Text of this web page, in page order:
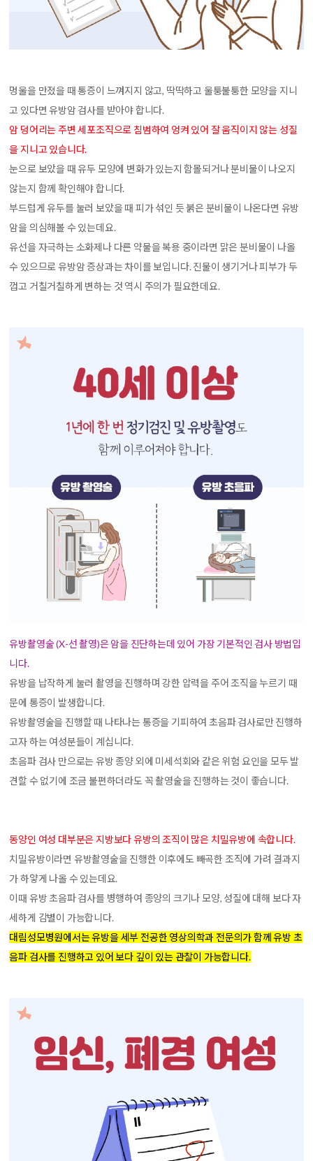
멍울을 만졌을 때 통증이 느껴지지 않고, 딱딱하고 울퉁불퉁한 모양을 지니
고 있다면 유방암 검사를 받아야 합니다.
암 덩어리는 주변 세포조직으로 침범하여 엉켜 있어 잘 움직이지 않는 성질
을 지니고 있습니다.
눈으로 보았을 때 유두 모양에 변화가 있는지 함몰되거나 분비물이 나오지
않는지 함께 확인해야 합니다.
부드럽게 유두를 눌러 보았을 때 피가 섞인 듯 붉은 분비물이 나온다면 유방
암을 의심해볼 수 있는데요.
유선을 자극하는 소화제나 다른 약물을 복용 중이라면 맑은 분비물이 나올
수 있으므로 유방암 증상과는 차이를 보입니다. 진물이 생기거나 피부가 두
껍고 거칠거칠하게 변하는 것 역시 주의가 필요한데요.
유방촬영술 (X-선 촬영)은 암을 진단하는데 있어 가장 기본적인 검사 방법입
니다.
유방을 납작하게 눌러 촬영을 진행하며 강한 압력을 주어 조직을 누르기 때
문에 통증이 발생합니다.
유방촬영술을 진행할 때 나타나는 통증을 기피하여 초음파 검사로만 진행하
고자 하는 여성분들이 계십니다.
초음파 검사 만으로는 유방 종양 외에 미세석회와 같은 위험 요인을 모두 발
견할 수 없기에 조금 불편하더라도 꼭 촬영술을 진행하는 것이 좋습니다.
동양인 여성 대부분은 지방보다 유방의 조직이 많은 치밀유방에 속합니다.
치밀유방이라면 유방촬영술을 진행한 이후에도 빼곡한 조직에 가려 결과지
가 하얗게 나올 수 있는데요.
이때 유방 초음파 검사를 병행하여 종양의 크기나 모양, 성질에 대해 보다 자
세하게 감별이 가능합니다.
대림성모병원에서는 유방을 세부 전공한 영상의학과 전문의가 함께 유방 초
음파 검사를 진행하고 있어 보다 깊이 있는 관찰이 가능합니다.